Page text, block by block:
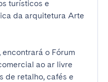
turísticos e
da arquitetura Arte
o Fórum
ao ar livre
de retalho, cafés e